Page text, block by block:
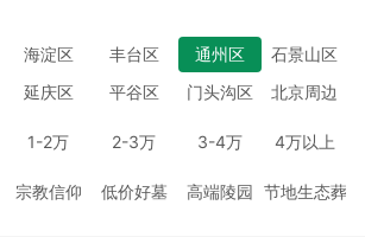
海淀区 丰台区 通州区 石景山区
延庆区 平谷区 门头沟区 北京周边
1-2万 2-3万 3-4万 4万以上
宗教信仰 低价好墓 高端陵园 节地生态葬